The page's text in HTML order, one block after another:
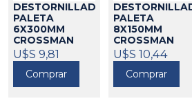
DESTORNILLADOR
PALETA
6X300MM
CROSSMAN
550015
U$S 9,81
Comprar
PALETA
8X150MM
CROSSMAN
550016
U$S 10,44
Comprar